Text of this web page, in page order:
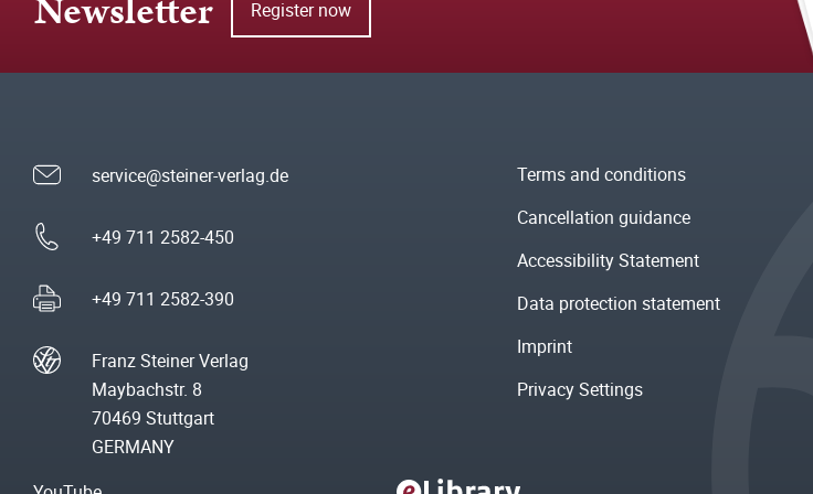
Newsletter Register now
service@steiner-verlag.de
+49 711 2582-450
+49 711 2582-390
Franz Steiner Verlag
Maybachstr. 8
70469 Stuttgart
GERMANY
Terms and conditions
Cancellation guidance
Accessibility Statement
Data protection statement
Imprint
Privacy Settings